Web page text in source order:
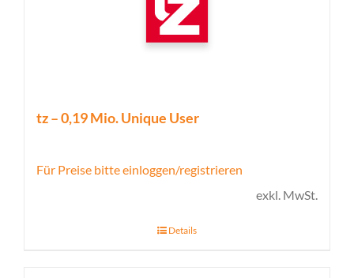
tz – 0,19 Mio. Unique User
Für Preise bitte einloggen/registrieren
exkl. MwSt.
Details